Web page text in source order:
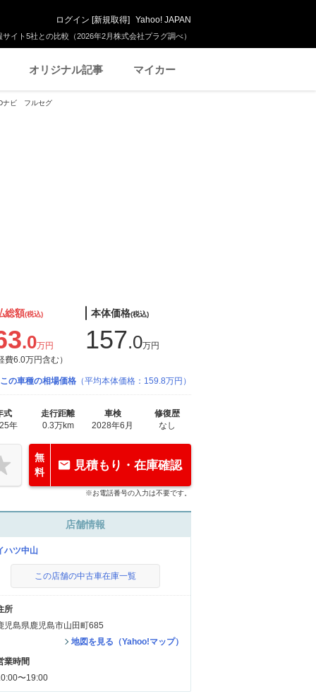
イト5社との比較（2026年2月株式会社プラグ調べ）
ログイン [新規取得] Yahoo! JAPAN
オリジナル記事 マイカー
ナビ フルセグ
総額(税込)
.0万円
費6.0万円含む）
本体価格(税込)
157.0万円
この車種の相場価格 （平均本体価格：159.8万円）
式
年
走行距離
0.3万km
車検
2028年6月
修復歴
なし
無
料
見積もり・在庫確認
※お電話番号の入力は不要です。
店舗情報
ハツ中山
この店舗の中古車在庫一覧
所
児島県鹿児島市山田町685
地図を見る（Yahoo!マップ）
業時間
〜19:00